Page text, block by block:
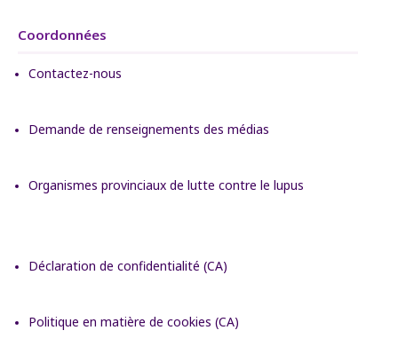
Coordonnées
Contactez-nous
Demande de renseignements des médias
Organismes provinciaux de lutte contre le lupus
Déclaration de confidentialité (CA)
Politique en matière de cookies (CA)